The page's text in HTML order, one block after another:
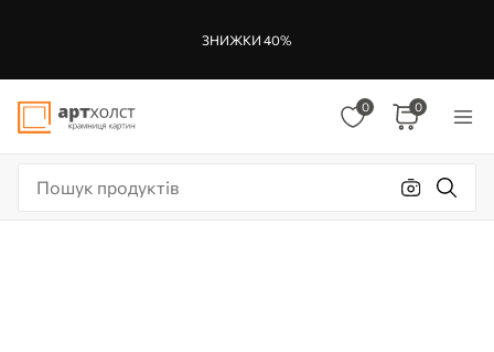
ЗНИЖКИ 40%
0 0